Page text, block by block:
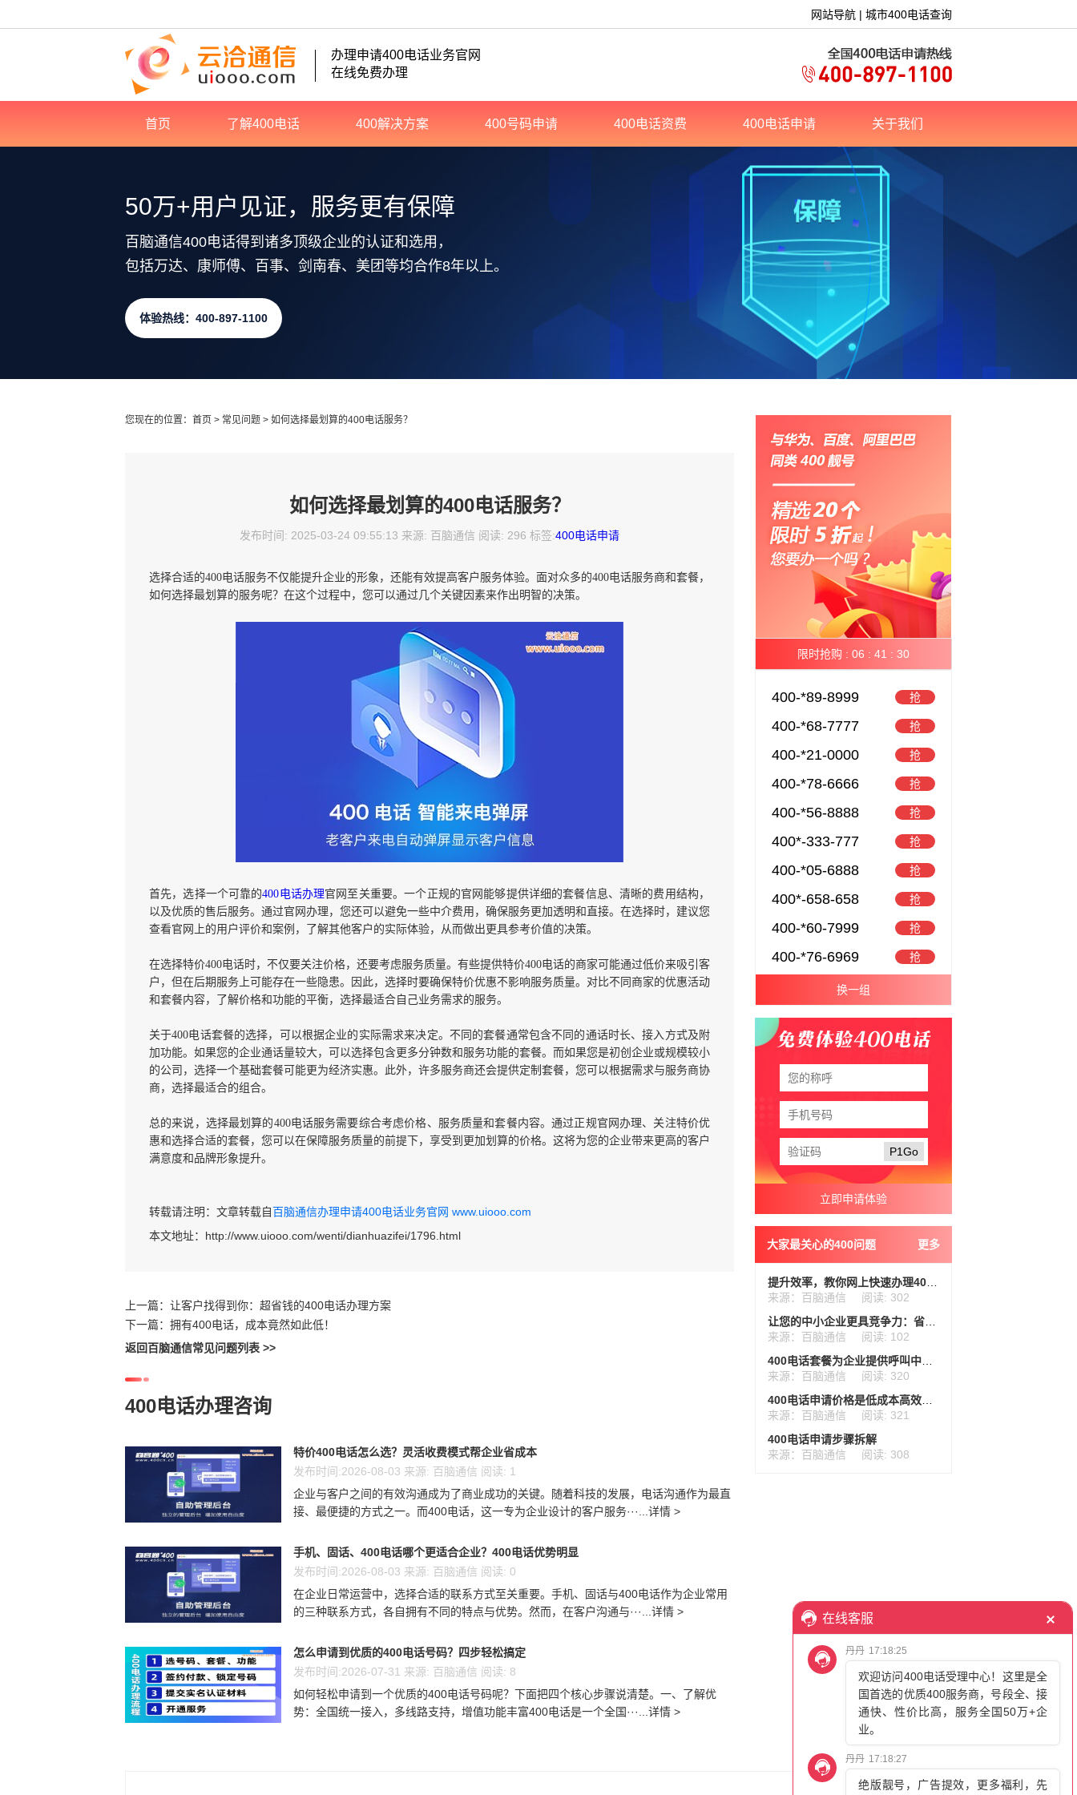
网站导航 | 城市400电话查询
办理申请400电话业务官网
在线免费办理
首页 了解400电话 400解决方案 400号码申请 400电话资费 400电话申请 关于我们
50万+用户见证，服务更有保障
百脑通信400电话得到诸多顶级企业的认证和选用，
包括万达、康师傅、百事、剑南春、美团等均合作8年以上。
体验热线：400-897-1100
您现在的位置： 首页 > 常见问题 > 如何选择最划算的400电话服务？
如何选择最划算的400电话服务？
发布时间: 2025-03-24 09:55:13 来源: 百脑通信 阅读: 296 标签:400电话申请
选择合适的400电话服务不仅能提升企业的形象，还能有效提高客户服务体验。面对众多的400电话服务商和套餐，
如何选择最划算的服务呢？在这个过程中，您可以通过几个关键因素来作出明智的决策。
首先，选择一个可靠的400电话办理官网至关重要。一个正规的官网能够提供详细的套餐信息、清晰的费用结构，
以及优质的售后服务。通过官网办理，您还可以避免一些中介费用，确保服务更加透明和直接。在选择时，建议您
查看官网上的用户评价和案例，了解其他客户的实际体验，从而做出更具参考价值的决策。
在选择特价400电话时，不仅要关注价格，还要考虑服务质量。有些提供特价400电话的商家可能通过低价来吸引客
户，但在后期服务上可能存在一些隐患。因此，选择时要确保特价优惠不影响服务质量。对比不同商家的优惠活动
和套餐内容，了解价格和功能的平衡，选择最适合自己业务需求的服务。
关于400电话套餐的选择，可以根据企业的实际需求来决定。不同的套餐通常包含不同的通话时长、接入方式及附
加功能。如果您的企业通话量较大，可以选择包含更多分钟数和服务功能的套餐。而如果您是初创企业或规模较小
的公司，选择一个基础套餐可能更为经济实惠。此外，许多服务商还会提供定制套餐，您可以根据需求与服务商协
商，选择最适合的组合。
总的来说，选择最划算的400电话服务需要综合考虑价格、服务质量和套餐内容。通过正规官网办理、关注特价优
惠和选择合适的套餐，您可以在保障服务质量的前提下，享受到更加划算的价格。这将为您的企业带来更高的客户
满意度和品牌形象提升。
转载请注明：文章转载自百脑通信办理申请400电话业务官网 www.uiooo.com
本文地址： http://www.uiooo.com/wenti/dianhuazifei/1796.html
上一篇： 让客户找得到你：超省钱的400电话办理方案
下一篇： 拥有400电话，成本竟然如此低！
返回百脑通信常见问题列表 >>
400电话办理咨询
特价400电话怎么选？灵活收费模式帮企业省成本
发布时间:2026-08-03 来源: 百脑通信 阅读: 1
企业与客户之间的有效沟通成为了商业成功的关键。随着科技的发展，电话沟通作为最直
接、最便捷的方式之一。而400电话，这一专为企业设计的客户服务···...详情 >
手机、固话、400电话哪个更适合企业？400电话优势明显
发布时间:2026-08-03 来源: 百脑通信 阅读: 0
在企业日常运营中，选择合适的联系方式至关重要。手机、固话与400电话作为企业常用
的三种联系方式，各自拥有不同的特点与优势。然而，在客户沟通与···...详情 >
怎么申请到优质的400电话号码？四步轻松搞定
发布时间:2026-07-31 来源: 百脑通信 阅读: 8
如何轻松申请到一个优质的400电话号码呢？下面把四个核心步骤说清楚。一、了解优
势：全国统一接入，多线路支持，增值功能丰富400电话是一个全国···...详情 >
限时抢购 : 06 : 41 : 30
400-*89-8999 抢
400-*68-7777 抢
400-*21-0000 抢
400-*78-6666 抢
400-*56-8888 抢
400*-333-777 抢
400-*05-6888 抢
400*-658-658 抢
400-*60-7999 抢
400-*76-6969 抢
换一组
P1Go
大家最关心的400问题 更多
来源：百脑通信
阅读: 302
来源：百脑通信
阅读: 102
来源：百脑通信
阅读: 320
来源：百脑通信
阅读: 321
400电话申请步骤拆解
来源：百脑通信
阅读: 308